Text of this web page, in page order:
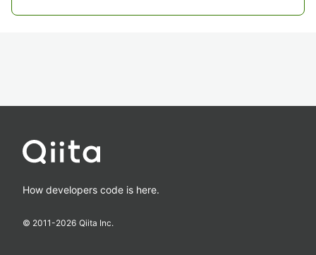
How developers code is here.
© 2011-2026 Qiita Inc.